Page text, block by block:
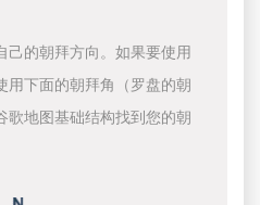
己的朝拜方向。如果要使用
用下面的朝拜角（罗盘的朝
歌地图基础结构找到您的朝